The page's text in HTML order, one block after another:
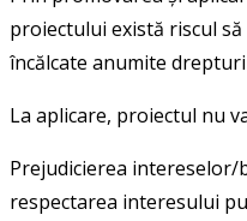
proiectului există riscul
încălcate anumite
La aplicare, proiectul nu
Prejudicierea intereselor/
respectarea interesului